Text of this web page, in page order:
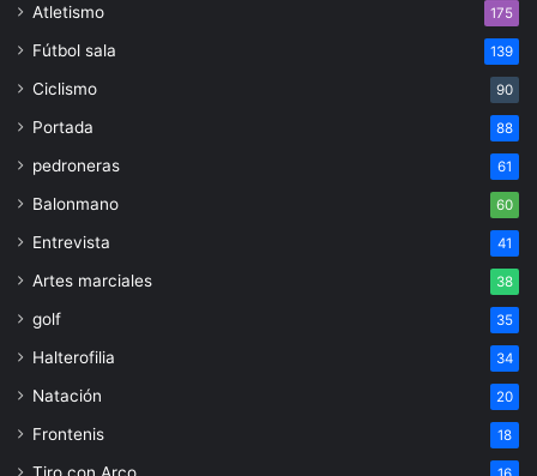
Atletismo 175
Fútbol sala 139
Ciclismo 90
Portada 88
pedroneras 61
Balonmano 60
Entrevista 41
Artes marciales 38
golf 35
Halterofilia 34
Natación 20
Frontenis 18
Tiro con Arco